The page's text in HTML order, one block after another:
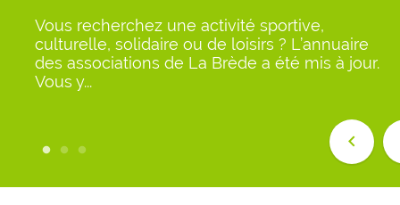
Vous recherchez une activité sportive,
culturelle, solidaire ou de loisirs ? L’annuaire
des associations de La Brède a été mis à jour.
Vous y...
keyboard_arrow_left